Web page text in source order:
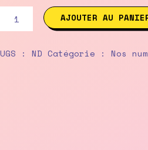
77
janvier-
AJOUTER AU
UGS : ND Catégorie : Nos